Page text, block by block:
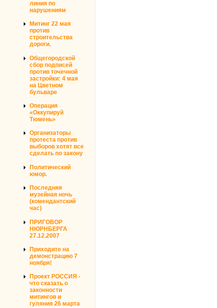
линия по
нарушениям
Митинг 22 мая
против
строительства
дороги.
Общегородской
сбор подписей
против точечной
застройки: 4 мая
на Цветном
бульваре
Операция
«Оккупируй
Тюмень»
Организаторы
протеста против
выборов хотят все
сделать по закону
Политический
юмор.
Последняя
музейная ночь
(комендантский
час)
ПРИГОВОР
НЮРНБЕРГА
27.12.2007
Приходите на
демонстрацию 7
ноября!
Проект РОССИЯ -
что сказать о
законности
митингов и
гуляния 26 марта